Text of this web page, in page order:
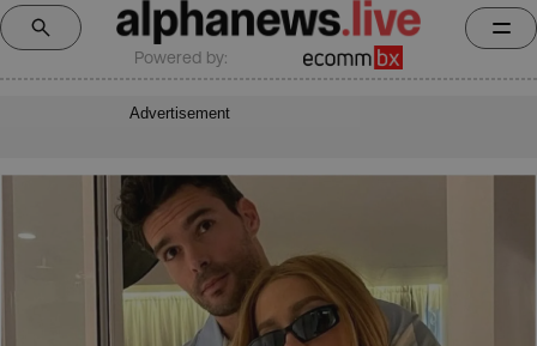
Powered by:
Advertisement